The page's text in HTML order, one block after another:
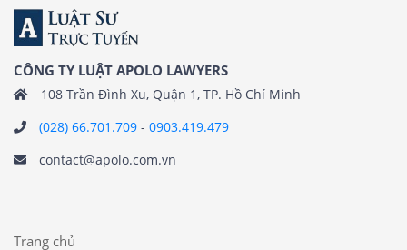
CÔNG TY LUẬT APOLO LAWYERS
108 Trần Đình Xu, Quận 1, TP. Hồ Chí Minh
(028) 66.701.709 - 0903.419.479
contact@apolo.com.vn
Trang chủ